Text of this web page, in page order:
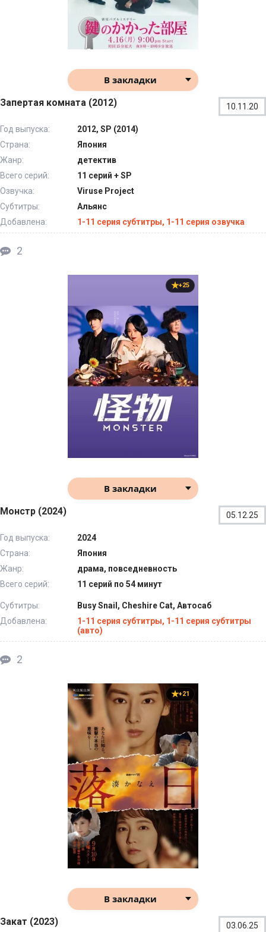
В закладки
Запертая комната (2012) 10.11.20
Год выпуска:
2012, SP (2014)
Страна:
Япония
Жанр:
детектив
Всего серий:
11 серий + SP
Озвучка:
Viruse Project
Субтитры:
Альянс
Добавлена:
1-11 серия субтитры, 1-11 серия озвучка
2
+25
В закладки
Монстр (2024) 05.12.25
Год выпуска:
2024
Страна:
Япония
Жанр:
драма, повседневность
Всего серий:
11 серий по 54 минут
Субтитры:
Busy Snail, Cheshire Cat, Автосаб
Добавлена:
1-11 серия субтитры, 1-11 серия субтитры
(авто)
2
+21
В закладки
Закат (2023) 03.06.25